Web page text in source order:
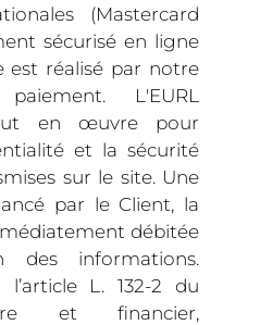
(Mastercard
sécurisé en ligne
est réalisé par notre
L'EURL
en œuvre pour
et la sécurité
sur le site. Une
par le Client, la
débitée
des informations.
L. 132-2 du
et financier,